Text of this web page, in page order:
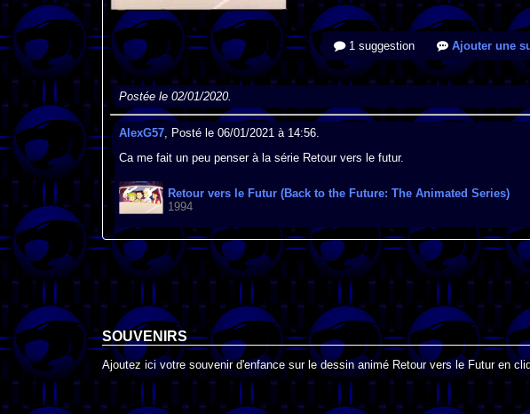
1 suggestion Ajouter une
Postée le 02/01/2020.
AlexG57, Posté le 06/01/2021 à 14:56.
Ca me fait un peu penser à la série Retour vers le futur.
Retour vers le Futur (Back to the Future: The Animated Series)
1994
SOUVENIRS
Ajoutez ici votre souvenir d'enfance sur le dessin animé Retour vers le Futur en